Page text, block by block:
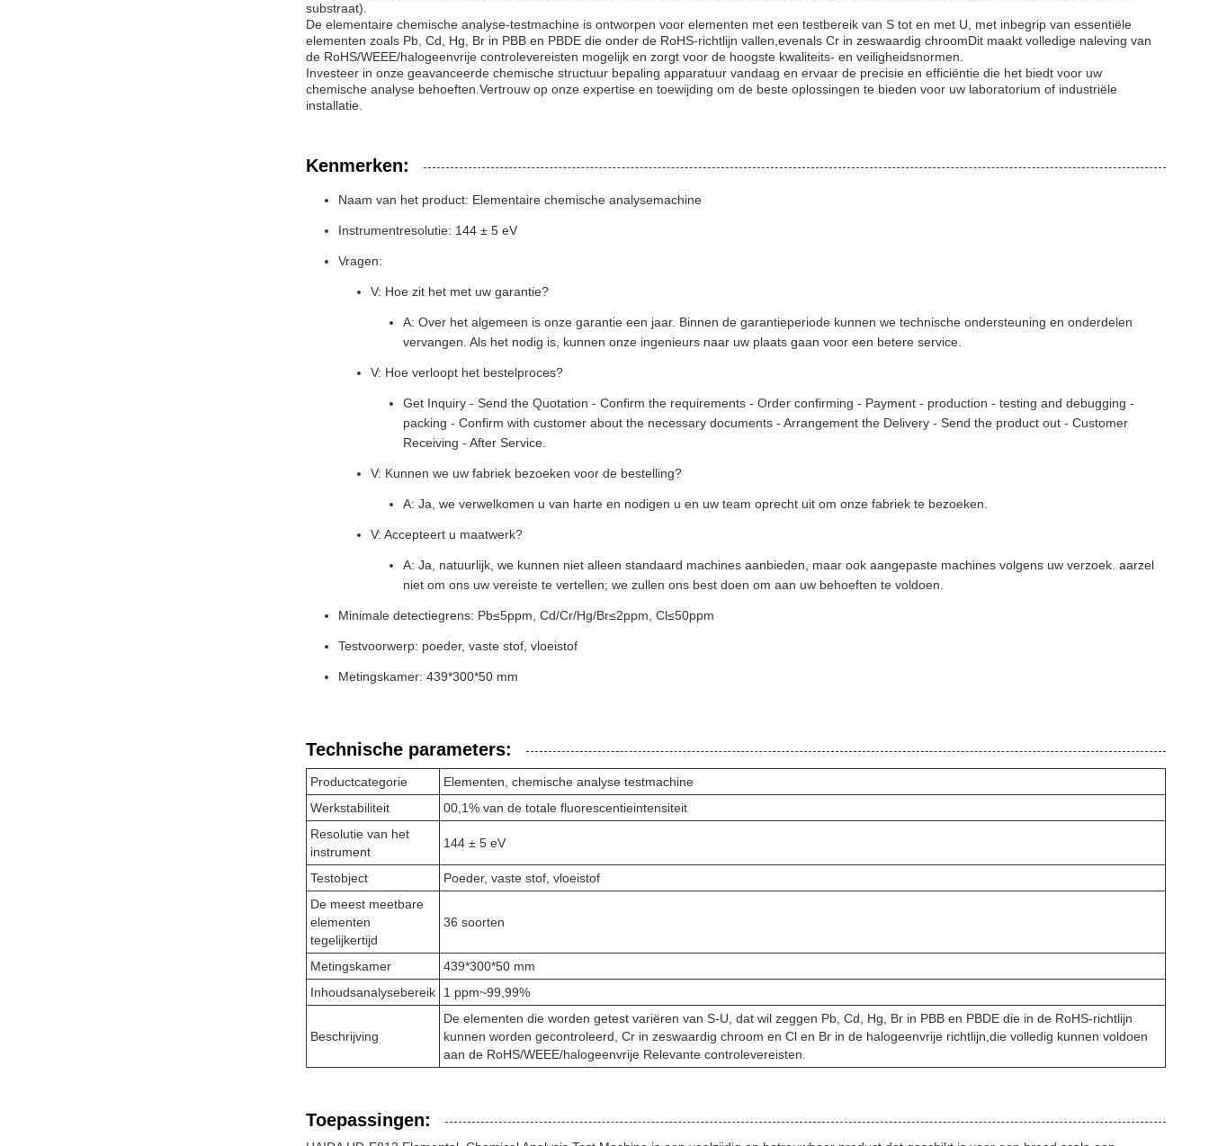
substraat).
De elementaire chemische analyse-testmachine is ontworpen voor elementen met een testbereik van S tot en met U, met inbegrip van essentiële
elementen zoals Pb, Cd, Hg, Br in PBB en PBDE die onder de RoHS-richtlijn vallen,evenals Cr in zeswaardig chroomDit maakt volledige naleving van
de RoHS/WEEE/halogeenvrije controlevereisten mogelijk en zorgt voor de hoogste kwaliteits- en veiligheidsnormen.
Investeer in onze geavanceerde chemische structuur bepaling apparatuur vandaag en ervaar de precisie en efficiëntie die het biedt voor uw
chemische analyse behoeften.Vertrouw op onze expertise en toewijding om de beste oplossingen te bieden voor uw laboratorium of industriële
installatie.
Kenmerken:
Naam van het product: Elementaire chemische analysemachine
Instrumentresolutie: 144 ± 5 eV
Vragen:
V: Hoe zit het met uw garantie?
A: Over het algemeen is onze garantie een jaar. Binnen de garantieperiode kunnen we technische ondersteuning en onderdelen
vervangen. Als het nodig is, kunnen onze ingenieurs naar uw plaats gaan voor een betere service.
V: Hoe verloopt het bestelproces?
Get Inquiry - Send the Quotation - Confirm the requirements - Order confirming - Payment - production - testing and debugging -
packing - Confirm with customer about the necessary documents - Arrangement the Delivery - Send the product out - Customer
Receiving - After Service.
V: Kunnen we uw fabriek bezoeken voor de bestelling?
A: Ja, we verwelkomen u van harte en nodigen u en uw team oprecht uit om onze fabriek te bezoeken.
V: Accepteert u maatwerk?
A: Ja, natuurlijk, we kunnen niet alleen standaard machines aanbieden, maar ook aangepaste machines volgens uw verzoek. aarzel
niet om ons uw vereiste te vertellen; we zullen ons best doen om aan uw behoeften te voldoen.
Minimale detectiegrens: Pb≤5ppm, Cd/Cr/Hg/Br≤2ppm, Cl≤50ppm
Testvoorwerp: poeder, vaste stof, vloeistof
Metingskamer: 439*300*50 mm
Technische parameters:
Productcategorie
Elementen, chemische analyse testmachine
Werkstabiliteit
00,1% van de totale fluorescentieintensiteit
Resolutie van het
instrument
144 ± 5 eV
Testobject
Poeder, vaste stof, vloeistof
De meest meetbare
elementen
tegelijkertijd
36 soorten
Metingskamer
439*300*50 mm
Inhoudsanalysebereik
1 ppm~99,99%
Beschrijving
De elementen die worden getest variëren van S-U, dat wil zeggen Pb, Cd, Hg, Br in PBB en PBDE die in de RoHS-richtlijn
kunnen worden gecontroleerd, Cr in zeswaardig chroom en Cl en Br in de halogeenvrije richtlijn,die volledig kunnen voldoen
aan de RoHS/WEEE/halogeenvrije Relevante controlevereisten.
Toepassingen: